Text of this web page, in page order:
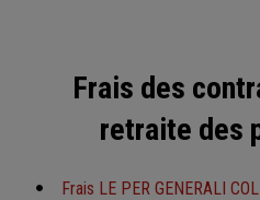
Frais des
retraite des
Frais LE PER GENERALI